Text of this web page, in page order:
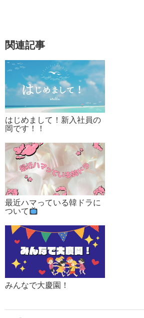
関連記事
はじめまして！新入社員の
岡です！！
最近ハマっている韓ドラに
ついて
みんなで大慶園！